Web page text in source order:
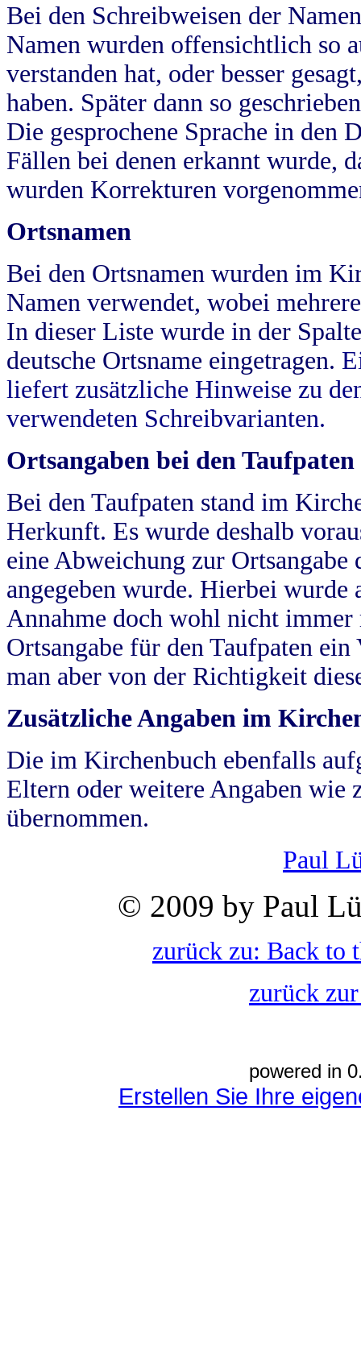
Bei den Schreibweisen der
Namen wurden offensichtlich so
verstanden hat, oder besser
haben. Später dann so
Die gesprochene Sprache in
Fällen bei denen erkannt wurde,
wurden Korrekturen
Ortsnamen
Bei den Ortsnamen wurden im
Namen verwendet, wobei
In dieser Liste wurde in der
deutsche Ortsname eingetragen.
liefert zusätzliche Hinweise zu
verwendeten Schreibvarianten.
Ortsangaben bei den Taufpaten
Bei den Taufpaten stand im
Herkunft. Es wurde deshalb
eine Abweichung zur
angegeben wurde. Hierbei wurde
Annahme doch wohl nicht
Ortsangabe für den Taufpaten
man aber von der Richtigkeit
Zusätzliche Angaben im
Die im Kirchenbuch ebenfalls
Eltern oder weitere Angaben wie
übernommen.
Paul
© 2009 by Paul
zurück zu: Back to
zurück
powered in
Erstellen Sie Ihre